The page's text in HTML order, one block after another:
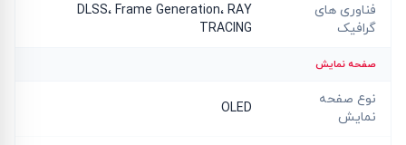
فناوری های
گرافیک
DLSS، Frame Generation، RAY
TRACING
صفحه نمایش
نوع صفحه
نمایش
OLED